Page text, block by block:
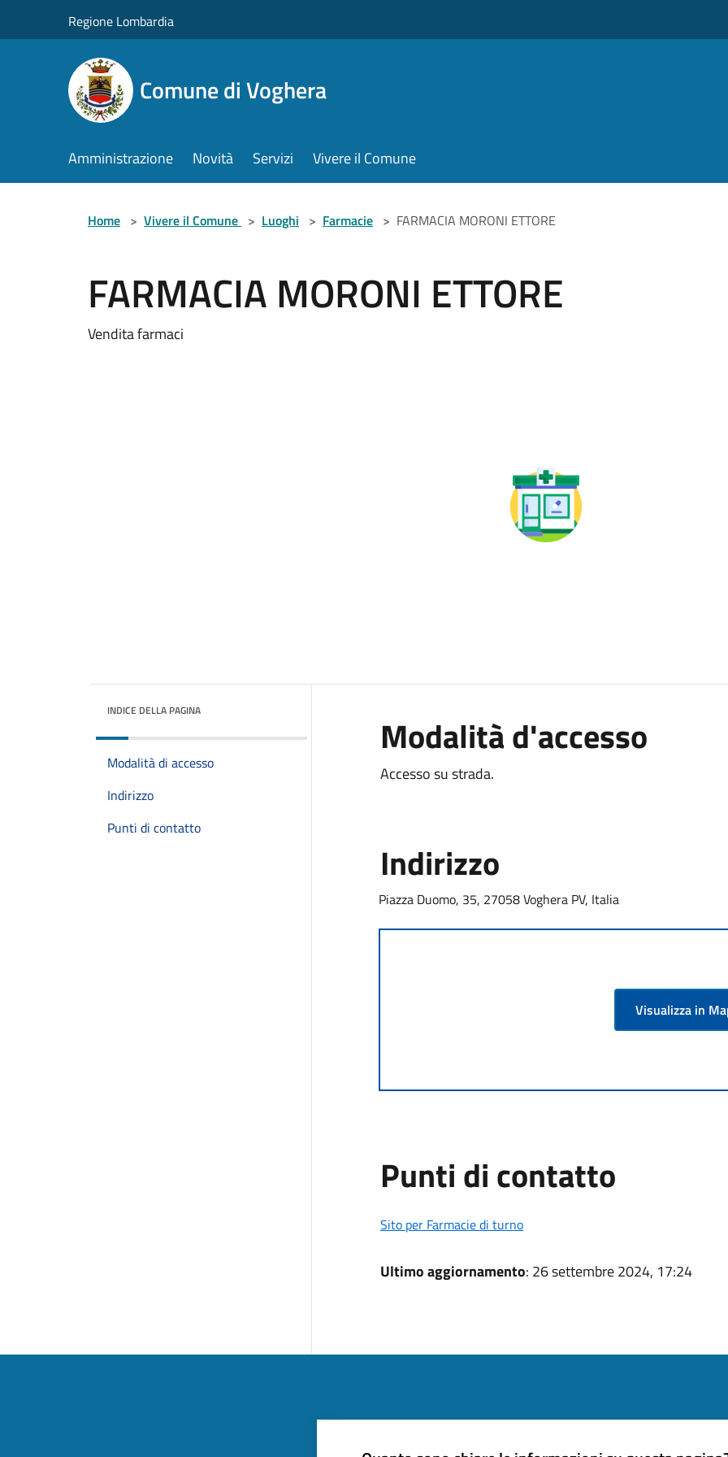
Regione Lombardia
Comune di Voghera
Amministrazione Novità Servizi Vivere il Comune
Home > Vivere il Comune > Luoghi > Farmacie > FARMACIA MORONI ETTORE
FARMACIA MORONI ETTORE
Vendita farmaci
INDICE DELLA PAGINA
Modalità di accesso
Indirizzo
Punti di contatto
Modalità d'accesso
Accesso su strada.
Indirizzo
Piazza Duomo, 35, 27058 Voghera PV, Italia
Visualizza in
Punti di contatto
Sito per Farmacie di turno
Ultimo aggiornamento: 26 settembre 2024, 17:24